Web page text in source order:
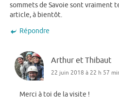
sommets de Savoie sont vraiment
article, à bientôt.
Répondre
Arthur et Thibaut
22 juin 2018 à 22 h 57
Merci à toi de la visite !